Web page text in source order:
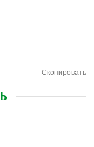
Скопировать